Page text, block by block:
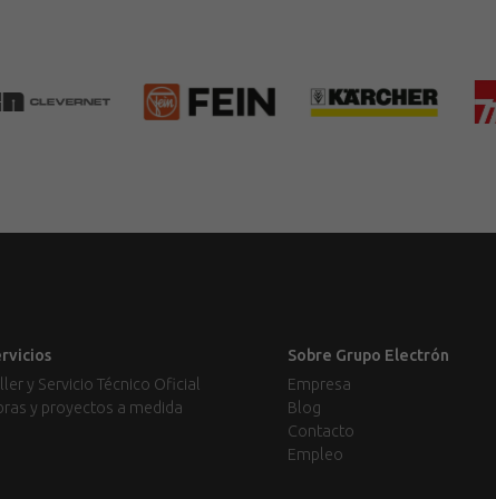
y Servicio Técnico Oficial
y proyectos a medida
Sobre Grupo Electrón
Empresa
Blog
Contacto
Empleo